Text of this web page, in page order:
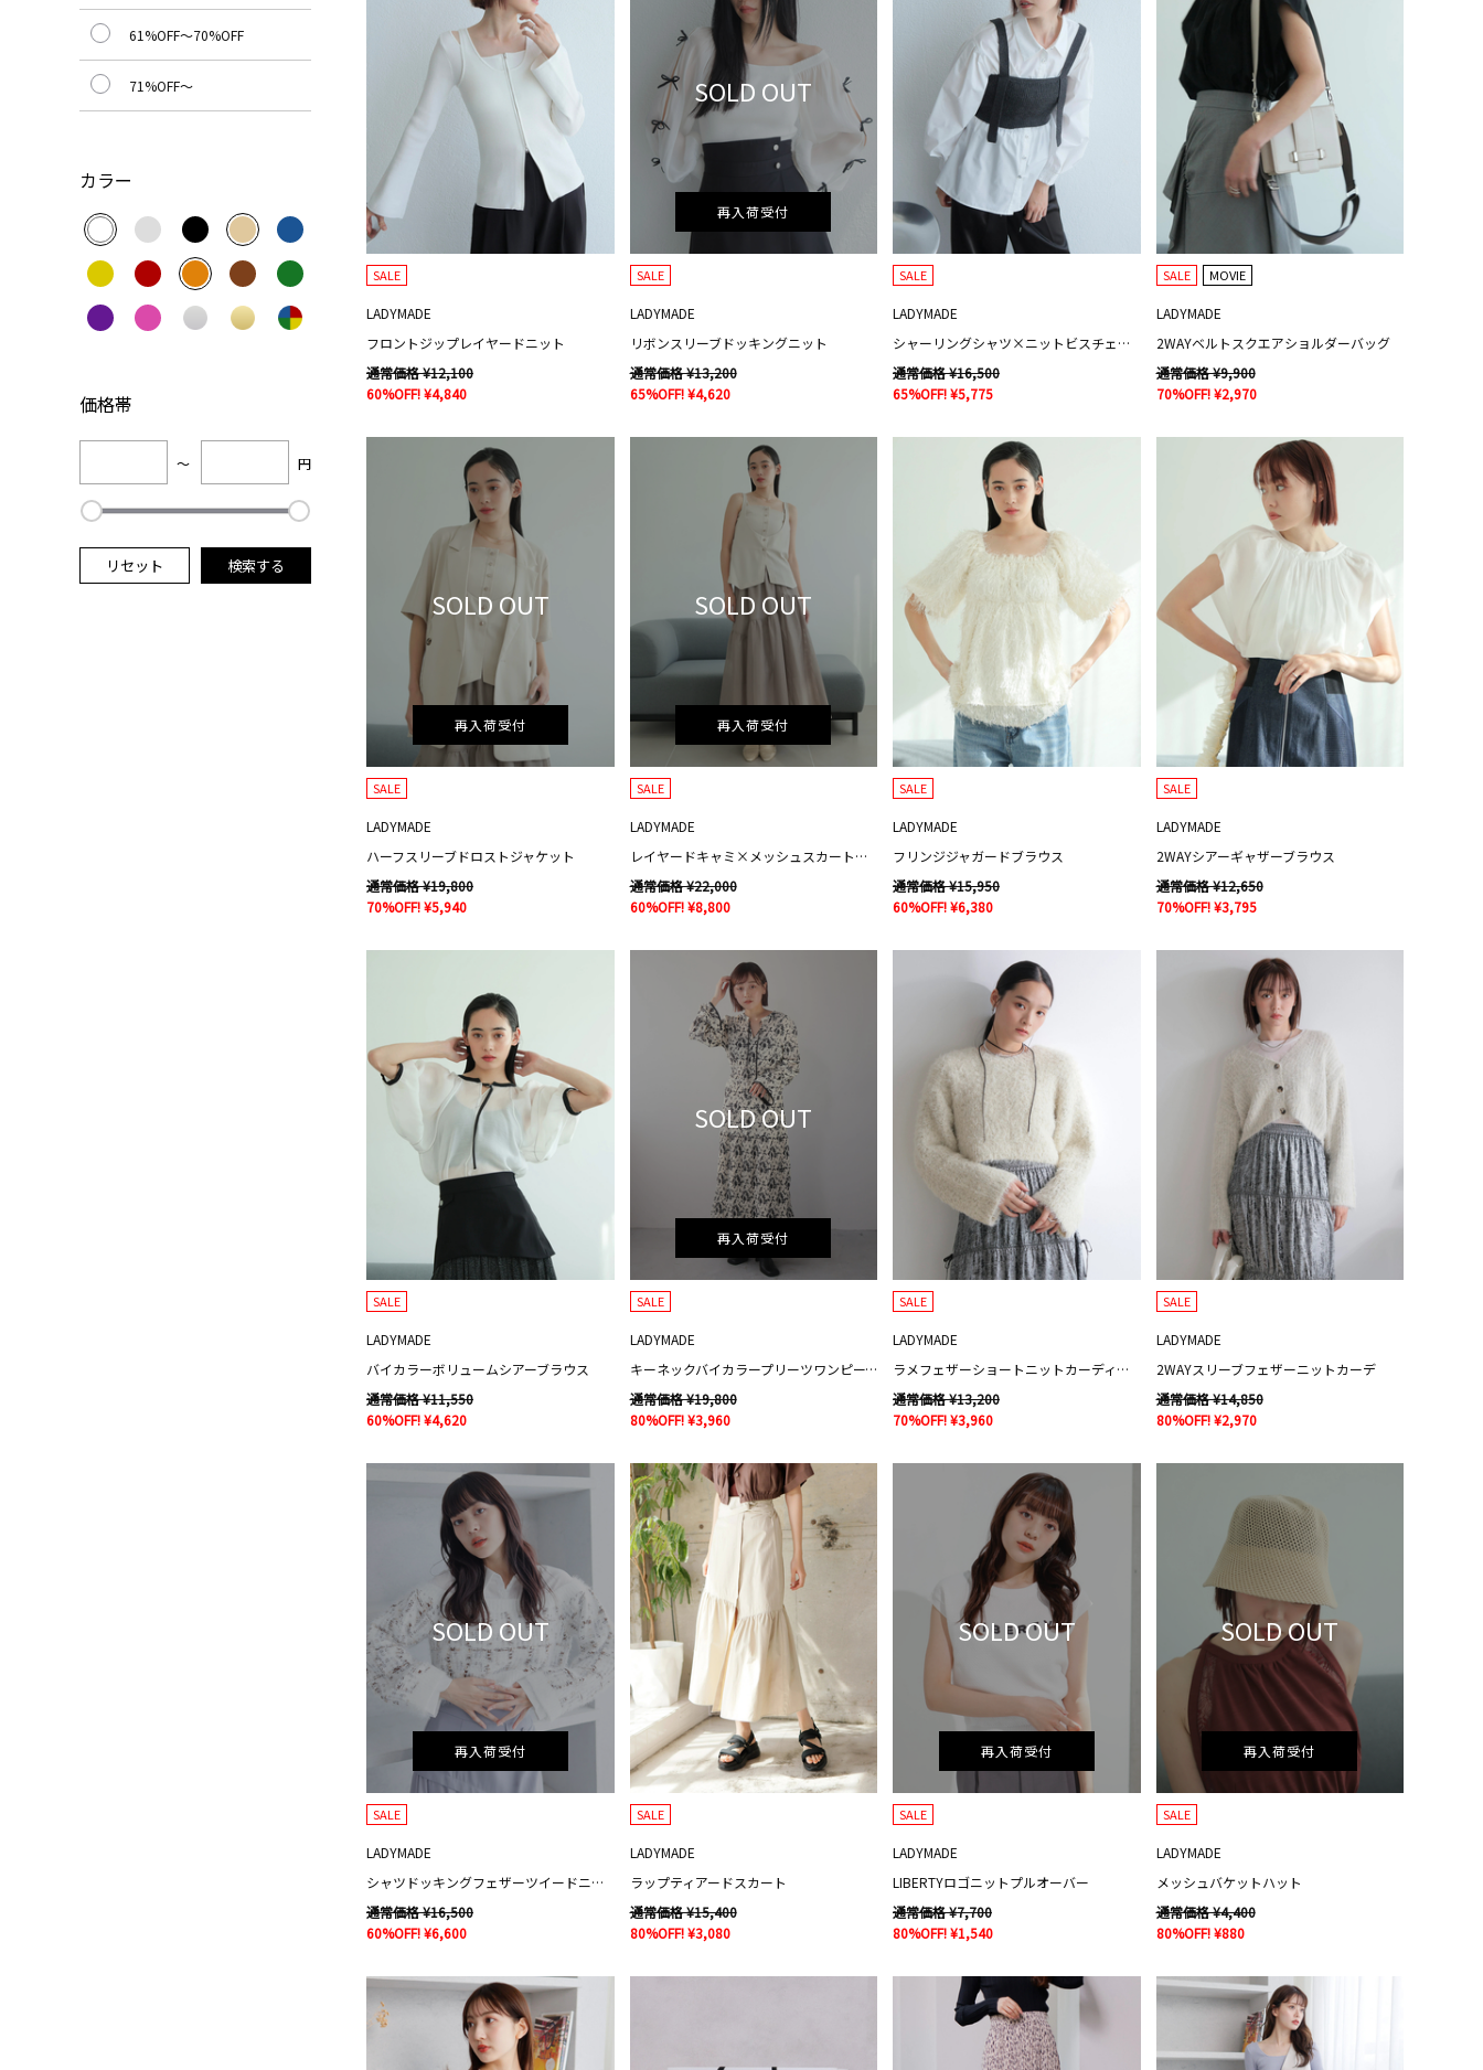
SALE
LADYMADE
フロントジップレイヤードニット
通常価格 ¥12,100
60%OFF! ¥4,840
SOLD OUT
再入荷受付
SALE
LADYMADE
リボンスリーブドッキングニット
通常価格 ¥13,200
65%OFF! ¥4,620
SALE
LADYMADE
シャーリングシャツ×ニットビスチェセット
通常価格 ¥16,500
65%OFF! ¥5,775
SALE MOVIE
LADYMADE
2WAYベルトスクエアショルダーバッグ
通常価格 ¥9,900
70%OFF! ¥2,970
SOLD OUT
再入荷受付
SALE
LADYMADE
ハーフスリーブドロストジャケット
通常価格 ¥19,800
70%OFF! ¥5,940
SOLD OUT
再入荷受付
SALE
LADYMADE
レイヤードキャミ×メッシュスカートセット
通常価格 ¥22,000
60%OFF! ¥8,800
SALE
LADYMADE
フリンジジャガードブラウス
通常価格 ¥15,950
60%OFF! ¥6,380
SALE
LADYMADE
2WAYシアーギャザーブラウス
通常価格 ¥12,650
70%OFF! ¥3,795
SALE
LADYMADE
バイカラーボリュームシアーブラウス
通常価格 ¥11,550
60%OFF! ¥4,620
SOLD OUT
再入荷受付
SALE
LADYMADE
キーネックバイカラープリーツワンピース
通常価格 ¥19,800
80%OFF! ¥3,960
SALE
LADYMADE
ラメフェザーショートニットカーディガン
通常価格 ¥13,200
70%OFF! ¥3,960
SALE
LADYMADE
2WAYスリーブフェザーニットカーデ
通常価格 ¥14,850
80%OFF! ¥2,970
SOLD OUT
再入荷受付
SALE
LADYMADE
シャツドッキングフェザーツイードニット
通常価格 ¥16,500
60%OFF! ¥6,600
SALE
LADYMADE
ラップティアードスカート
通常価格 ¥15,400
80%OFF! ¥3,080
SOLD OUT
再入荷受付
SALE
LADYMADE
LIBERTYロゴニットプルオーバー
通常価格 ¥7,700
80%OFF! ¥1,540
SOLD OUT
再入荷受付
SALE
LADYMADE
メッシュバケットハット
通常価格 ¥4,400
80%OFF! ¥880
61%OFF～70%OFF
71%OFF～
カラー
価格帯
～ 円
リセット 検索する